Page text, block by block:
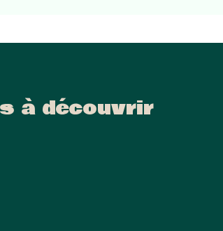
à découvrir